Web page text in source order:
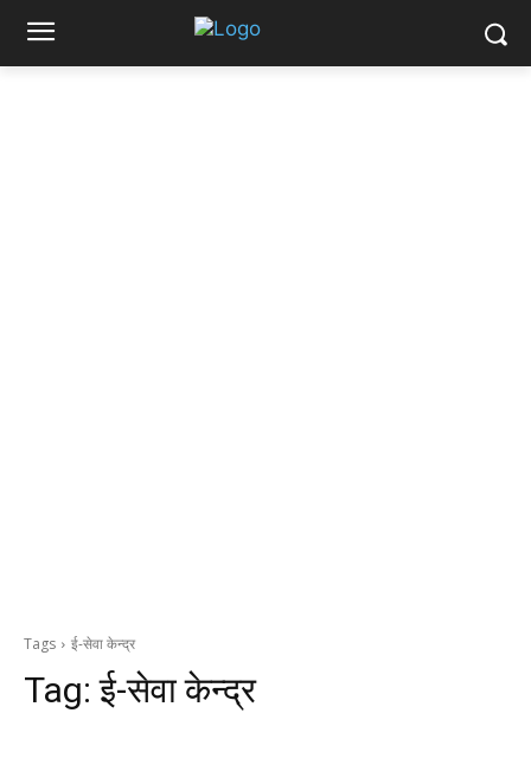
Tags ई-सेवा केन्द्र
Tag:ई-सेवा केन्द्र